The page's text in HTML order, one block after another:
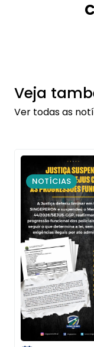
Veja
Ver todas as
NOTÍCIAS